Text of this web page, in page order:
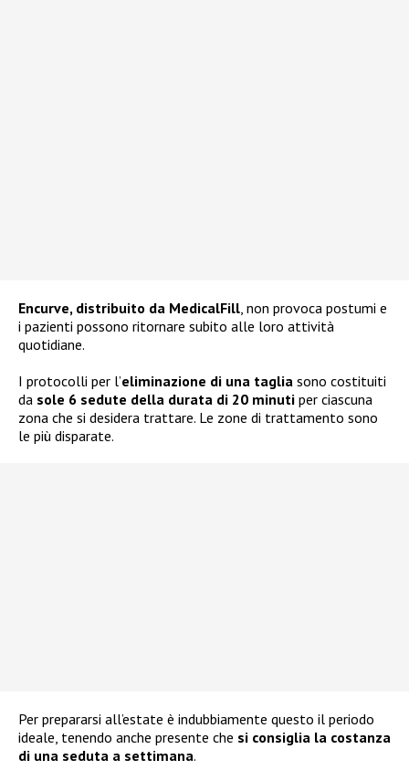
Encurve, distribuito da MedicalFill , non provoca postumi e
i pazienti possono ritornare subito alle loro attività
quotidiane.
I protocolli per l’eliminazione di una taglia sono costituiti
da sole 6 sedute della durata di 20 minuti per ciascuna
zona che si desidera trattare. Le zone di trattamento sono
le più disparate.
Per prepararsi all’estate è indubbiamente questo il periodo
ideale, tenendo anche presente che si consiglia la costanza
di una seduta a settimana.